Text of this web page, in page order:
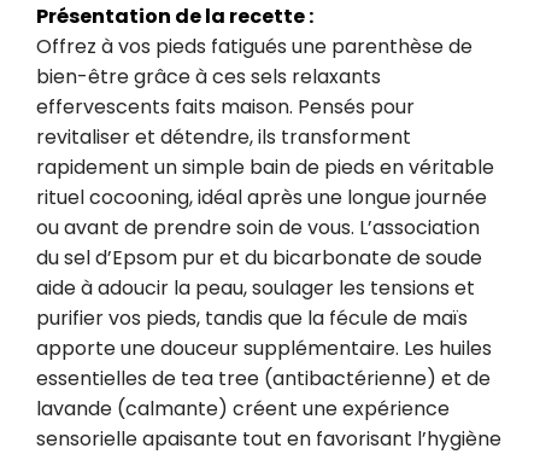
Présentation de la recette :
Offrez à vos pieds fatigués une parenthèse de
bien-être grâce à ces sels relaxants
effervescents faits maison. Pensés pour
revitaliser et détendre, ils transforment
rapidement un simple bain de pieds en véritable
rituel cocooning, idéal après une longue journée
ou avant de prendre soin de vous. L’association
du sel d’Epsom pur et du bicarbonate de soude
aide à adoucir la peau, soulager les tensions et
purifier vos pieds, tandis que la fécule de maïs
apporte une douceur supplémentaire. Les huiles
essentielles de tea tree (antibactérienne) et de
lavande (calmante) créent une expérience
sensorielle apaisante tout en favorisant l’hygiène